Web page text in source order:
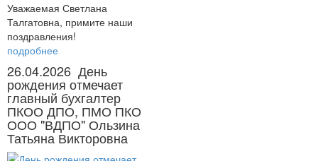
Уважаемая Светлана
Талгатовна, примите наши
поздравления!
подробнее
26.04.2026 День
рождения отмечает
главный бухгалтер
ПКОО ДПО, ПМО ПКО
ООО "ВДПО" Ользина
Татьяна Викторовна